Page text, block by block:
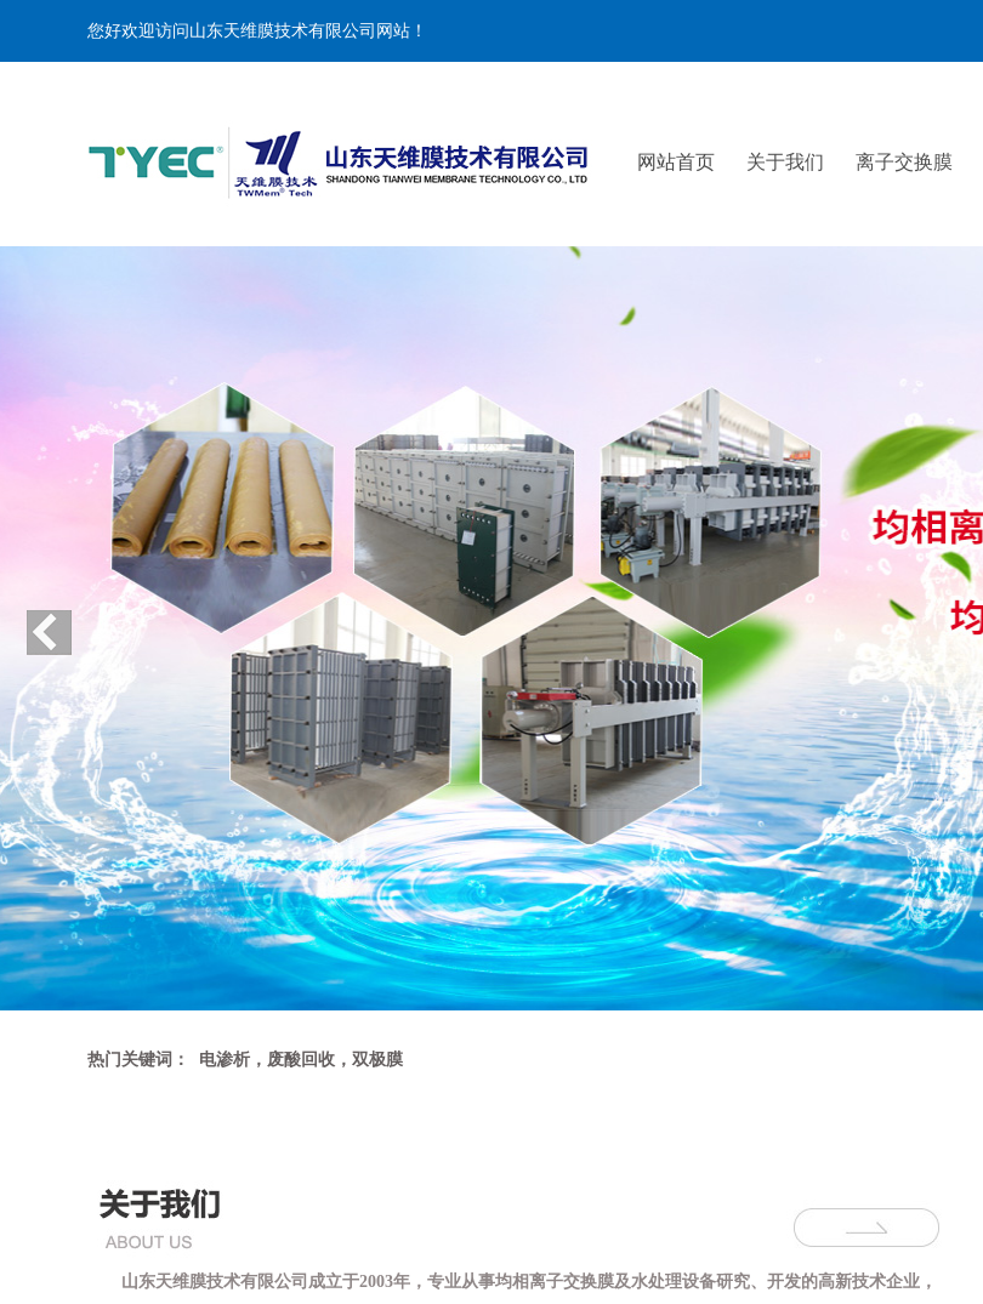
您好欢迎访问山东天维膜技术有限公司网站！
网站首页 关于我们 离子交换膜
热门关键词： 电渗析，废酸回收，双极膜
山东天维膜技术有限公司成立于2003年，专业从事均相离子交换膜及水处理设备研究、开发的高新技术企业，